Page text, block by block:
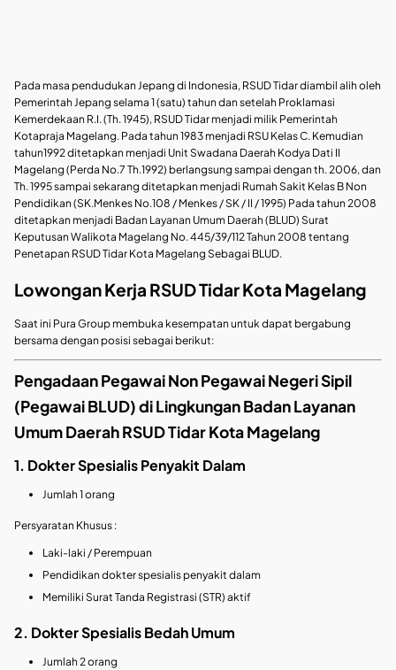
Pada masa pendudukan Jepang di Indonesia, RSUD Tidar diambil alih oleh
Pemerintah Jepang selama 1 (satu) tahun dan setelah Proklamasi
Kemerdekaan R.I. (Th. 1945), RSUD Tidar menjadi milik Pemerintah
Kotapraja Magelang. Pada tahun 1983 menjadi RSU Kelas C. Kemudian
tahun1992 ditetapkan menjadi Unit Swadana Daerah Kodya Dati II
Magelang (Perda No.7 Th.1992) berlangsung sampai dengan th. 2006, dan
Th. 1995 sampai sekarang ditetapkan menjadi Rumah Sakit Kelas B Non
Pendidikan (SK.Menkes No.108 / Menkes / SK / II / 1995) Pada tahun 2008
ditetapkan menjadi Badan Layanan Umum Daerah (BLUD) Surat
Keputusan Walikota Magelang No. 445/39/112 Tahun 2008 tentang
Penetapan RSUD Tidar Kota Magelang Sebagai BLUD.
Lowongan Kerja RSUD Tidar Kota Magelang
Saat ini Pura Group membuka kesempatan untuk dapat bergabung
bersama dengan posisi sebagai berikut:
Pengadaan Pegawai Non Pegawai Negeri Sipil
(Pegawai BLUD) di Lingkungan Badan Layanan
Umum Daerah RSUD Tidar Kota Magelang
1. Dokter Spesialis Penyakit Dalam
Jumlah 1 orang
Persyaratan Khusus :
Laki-laki / Perempuan
Pendidikan dokter spesialis penyakit dalam
Memiliki Surat Tanda Registrasi (STR) aktif
2. Dokter Spesialis Bedah Umum
Jumlah 2 orang